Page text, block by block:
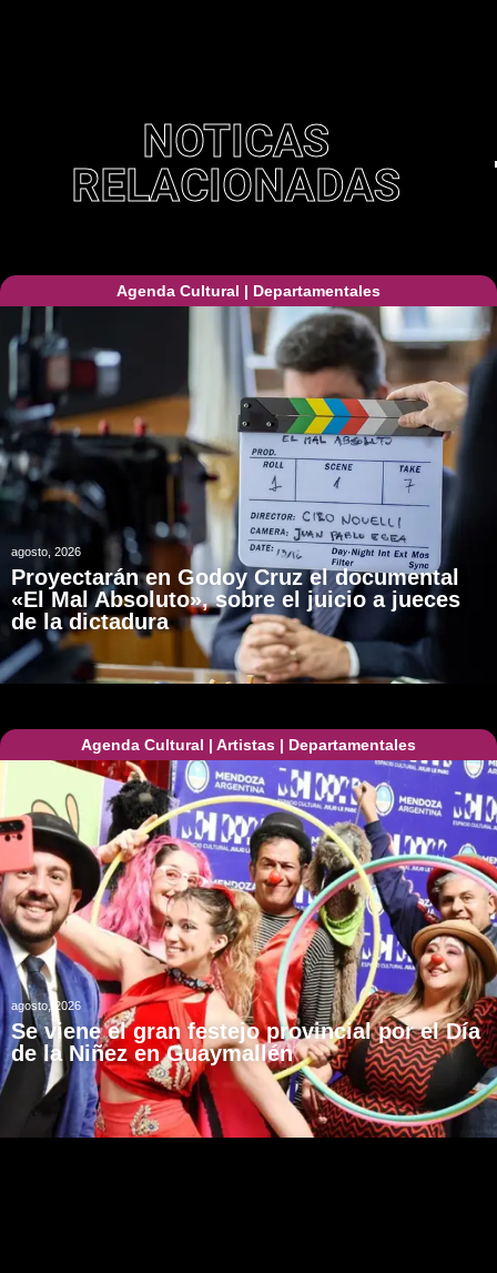
NOTICAS
RELACIONADAS
Agenda Cultural | Departamentales
agosto, 2026
Proyectarán en Godoy Cruz el documental
«El Mal Absoluto», sobre el juicio a jueces
de la dictadura
Agenda Cultural | Artistas | Departamentales
agosto, 2026
Se viene el gran festejo provincial por el Día
de la Niñez en Guaymallén